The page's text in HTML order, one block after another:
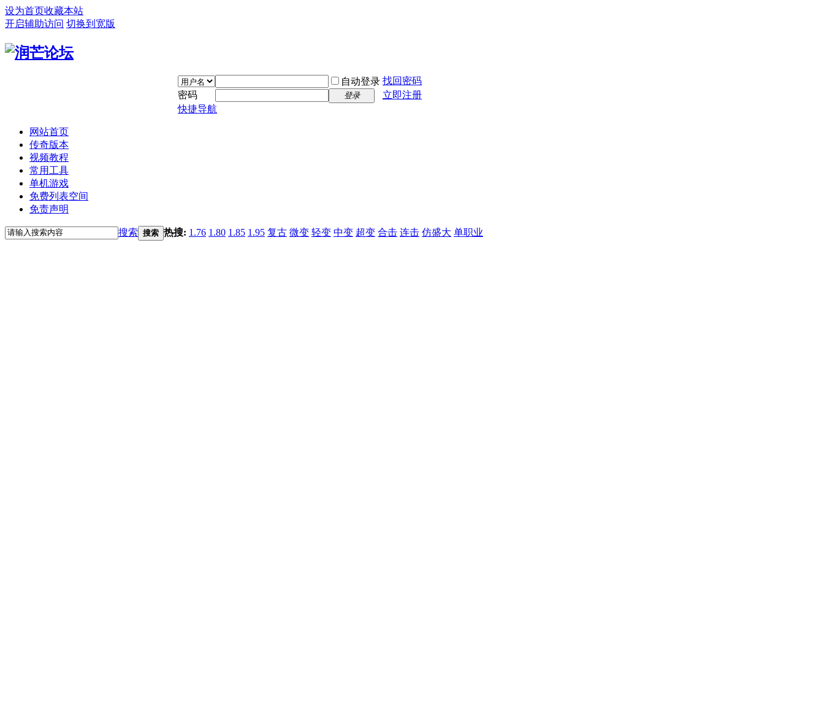
设为首页收藏本站
开启辅助访问 切换到宽版
自动登录 找回密码
密码
登录
立即注册
快捷导航
网站首页
传奇版本
视频教程
常用工具
单机游戏
免费列表空间
免责声明
搜索 搜索 热搜: 1.76 1.80 1.85 1.95 复古 微变 轻变 中变 超变 合击 连击 仿盛大 单职业